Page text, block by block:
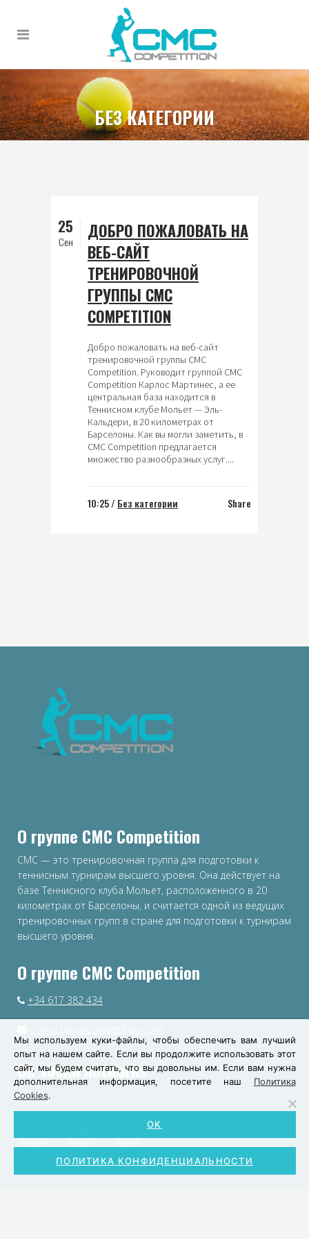
БЕЗ КАТЕГОРИИ
25
Сен
ДОБРО ПОЖАЛОВАТЬ НА
ВЕБ-САЙТ
ТРЕНИРОВОЧНОЙ
ГРУППЫ CMC
COMPETITION
Добро пожаловать на веб-сайт
тренировочной группы CMC
Competition. Руководит группой CMC
Competition Карлос Мартинес, а ее
центральная база находится в
Теннисном клубе Мольет — Эль-
Кальдери, в 20 километрах от
Барселоны. Как вы могли заметить, в
CMC Competition предлагается
множество разнообразных услуг....
10:25 / Без категории Share
О группе CMC Competition
CMC — это тренировочная группа для подготовки к
теннисным турнирам высшего уровня. Она действует на
базе Теннисного клуба Мольет, расположенного в 20
километрах от Барселоны, и считается одной из ведущих
тренировочных групп в стране для подготовки к турнирам
высшего уровня.
О группе CMC Competition
+34 617 382 434
On social networks
Мы используем куки-файлы, чтобы обеспечить вам лучший
опыт на нашем сайте. Если вы продолжите использовать этот
сайт, мы будем считать, что вы довольны им. Если вам нужна
дополнительная информация, посетите наш Политика
Cookies.
OK
ПОЛИТИКА КОНФИДЕНЦИАЛЬНОСТИ